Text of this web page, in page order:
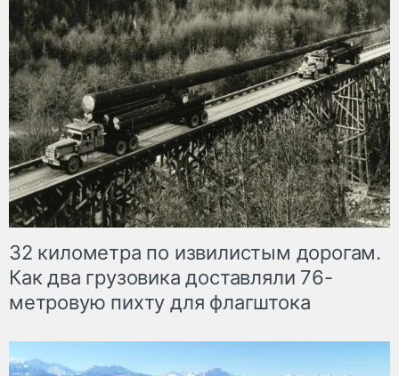
32 километра по извилистым дорогам.
Как два грузовика доставляли 76-
метровую пихту для флагштока